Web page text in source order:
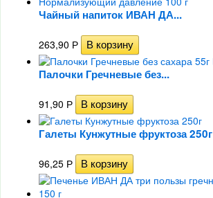
Чайный напиток ИВАН ДА...
263,90 Р
Палочки Гречневые без...
91,90 Р
Галеты Кунжутные фруктоза 250г
96,25 Р